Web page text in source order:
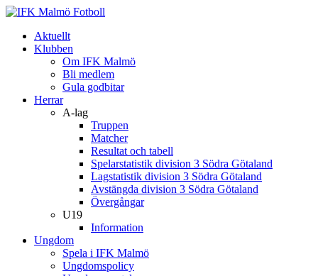
Aktuellt
Klubben
Om IFK Malmö
Bli medlem
Gula godbitar
Herrar
A-lag
Truppen
Matcher
Resultat och tabell
Spelarstatistik division 3 Södra Götaland
Lagstatistik division 3 Södra Götaland
Avstängda division 3 Södra Götaland
Övergångar
U19
Information
Ungdom
Spela i IFK Malmö
Ungdomspolicy